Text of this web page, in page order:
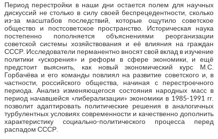
Период перестройки в наши дни остается полем для научных
дискуссий не столько в силу своей беспрецедентности, сколько
из-за масштабов последствий, которые ощутило советское
общество и постсоветское пространство. Историческая наука
постепенно пополняется объяснениями реорганизации
советской системы хозяйствования и её влияния на граждан
СССР. Исследователи перманентно вносят свой вклад в изучение
политики «ускорения» и реформ в сфере экономики, и ещё
предстоит выяснить, как новый экономический курс М.С.
Горбачёва и его команды повлиял на развитие советского и, в
частности, российского общества, начиная с перестроечного
периода. Анализ изменяющегося состояния народных масс в
период начавшейся «либерализации» экономики в 1985-1991 гг.
позволит адаптировать политические решения в аналогичных
турбулентных условиях современности и качественно дополнить
характеристику социально-политического процесса перед
распадом СССР.